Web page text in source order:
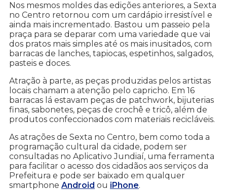
Nos mesmos moldes das edições anteriores, a Sexta
no Centro retornou com um cardápio irresistível e
ainda mais incrementado. Bastou um passeio pela
praça para se deparar com uma variedade que vai
dos pratos mais simples até os mais inusitados, com
barracas de lanches, tapiocas, espetinhos, salgados,
pasteis e doces.
Atração à parte, as peças produzidas pelos artistas
locais chamam a atenção pelo capricho. Em 16
barracas lá estavam peças de patchwork, bijuterias
finas, sabonetes, peças de crochê e tricô, além de
produtos confeccionados com materiais recicláveis.
As atrações de Sexta no Centro, bem como toda a
programação cultural da cidade, podem ser
consultadas no Aplicativo Jundiaí, uma ferramenta
para facilitar o acesso dos cidadãos aos serviços da
Prefeitura e pode ser baixado em qualquer
smartphone Android ou iPhone.